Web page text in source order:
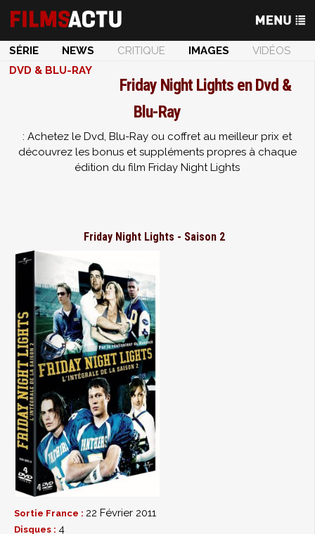
SÉRIE NEWS CRITIQUE IMAGES
VIDÉOS
DVD & BLU-RAY
Friday Night Lights en Dvd &
Blu-Ray
: Achetez le Dvd, Blu-Ray ou coffret au meilleur prix et
découvrez les bonus et suppléments propres à chaque
édition du film Friday Night Lights
Friday Night Lights - Saison 2
Sortie France : 22 Février 2011
Disques : 4